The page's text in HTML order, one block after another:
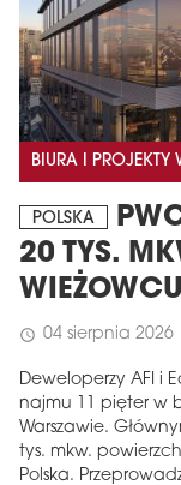
BIURA I PROJEKTY
POLSKA
20 TYS.
schedule 04 sierpnia 2026
Deweloperzy AFI i
najmu 11 pięter w
Warszawie.
tys. mkw.
Polska.